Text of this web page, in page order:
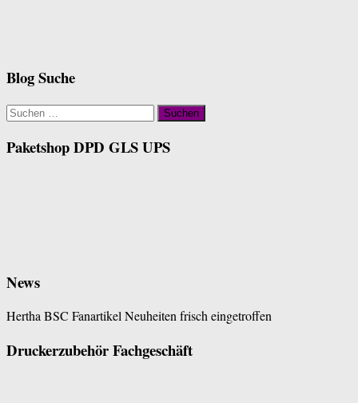
Blog Suche
Suchen
nach:
Paketshop DPD GLS UPS
News
Hertha BSC Fanartikel Neuheiten frisch eingetroffen
Druckerzubehör Fachgeschäft